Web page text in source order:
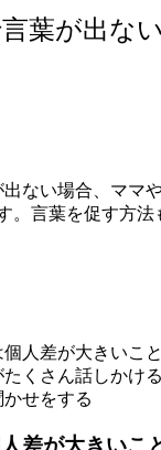
葉が出な
ない場合、ママ
。言葉を促す方法
人差が大きいこ
くさん話しかける
せをする
差が大きいこ